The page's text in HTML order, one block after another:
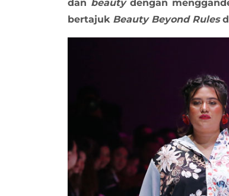
dan beautydengan
bertajuk Beauty Beyond Rules